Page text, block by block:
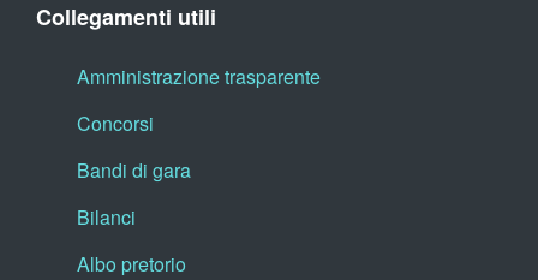
Collegamenti utili
Amministrazione trasparente
Concorsi
Bandi di gara
Bilanci
Albo pretorio